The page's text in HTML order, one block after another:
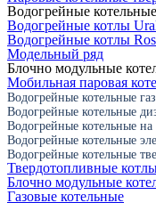
Водогрейные
Водогрейные котлы
Водогрейные котлы
Модельный ряд
Блочно модульные
Мобильная паровая
Водогрейные котельные
Водогрейные котельные
Водогрейные котельные на
Водогрейные котельные
Водогрейные котельные
Твердотопливные
Блочно модульные
Газовые котельные